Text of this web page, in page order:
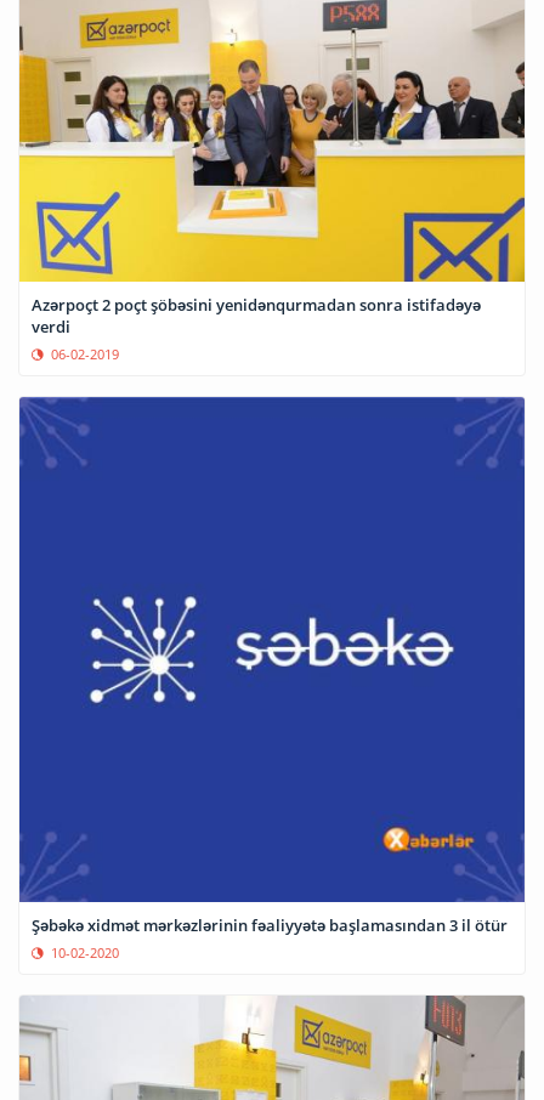
Azərpoçt 2 poçt şöbəsini yenidənqurmadan sonra istifadəyə
verdi
06-02-2019
Şəbəkə xidmət mərkəzlərinin fəaliyyətə başlamasından 3 il ötür
10-02-2020